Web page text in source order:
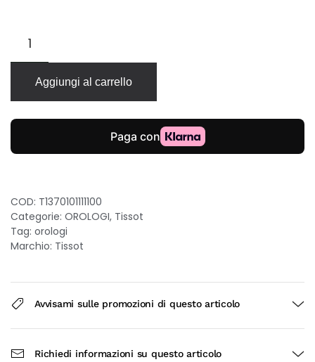
quarzo
25mm
quadrante
madreperla
bracciale
donna
Aggiungi al carrello
COD: T1370101111100
Categorie: OROLOGI, Tissot
Tag: orologi
Marchio: Tissot
Avvisami sulle promozioni di questo articolo
Richiedi informazioni su questo articolo